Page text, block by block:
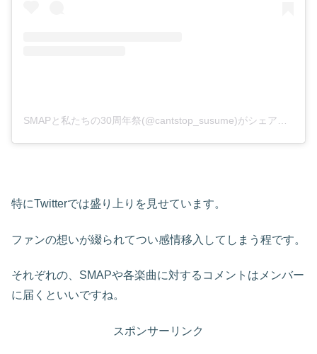
特にTwitterでは盛り上りを見せています。
ファンの想いが綴られてつい感情移入してしまう程です。
それぞれの、SMAPや各楽曲に対するコメントはメンバー
に届くといいですね。
スポンサーリンク